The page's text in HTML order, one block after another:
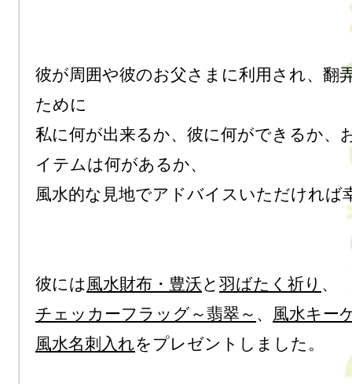
彼が周囲や彼のお父さまに利用され、翻
ために
私に何が出来るか、彼に何ができるか、
イテムは何があるか、
風水的な見地でアドバイスいただければ
彼には風水財布・豊沃と 羽ばたく祈り
チェッカーフラッグ～翡翠～ 、 風水キー
風水名刺入れをプレゼントしました。